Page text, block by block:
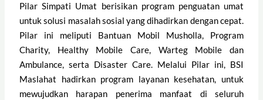
Pilar Simpati Umat berisikan program penguatan umat
untuk solusi masalah sosial yang dihadirkan dengan cepat.
Pilar ini meliputi Bantuan Mobil Musholla, Program
Charity, Healthy Mobile Care, Warteg Mobile dan
Ambulance, serta Disaster Care. Melalui Pilar ini, BSI
Maslahat hadirkan program layanan kesehatan, untuk
mewujudkan harapan penerima manfaat di seluruh